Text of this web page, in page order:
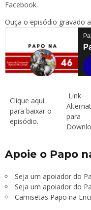
Facebook.
Ouça o episódio gravado
Clique aqui
para baixar o
episódio.
Link
para
Apoie o Papo
Seja um apoiador do
Seja um apoiador do
Camisetas Papo na